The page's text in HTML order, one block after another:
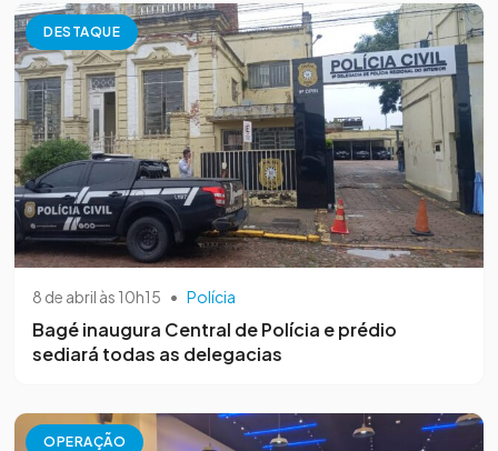
DESTAQUE
8 de abril às 10h15 • Polícia
Bagé inaugura Central de Polícia e prédio
sediará todas as delegacias
OPERAÇÃO